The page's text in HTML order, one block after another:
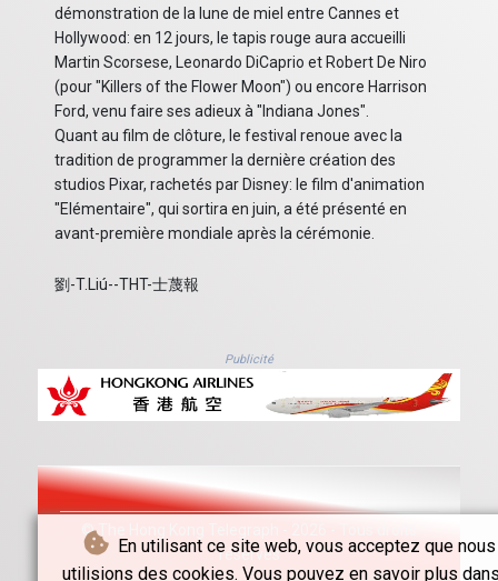
En utilisant ce site web, vous acceptez que nous
utilisions des cookies. Vous pouvez en savoir plus
démonstration de la lune de miel entre Cannes et
Hollywood: en 12 jours, le tapis rouge aura accueilli
Martin Scorsese, Leonardo DiCaprio et Robert De Niro
(pour "Killers of the Flower Moon") ou encore Harrison
Ford, venu faire ses adieux à "Indiana Jones".
Quant au film de clôture, le festival renoue avec la
tradition de programmer la dernière création des
studios Pixar, rachetés par Disney: le film d'animation
"Elémentaire", qui sortira en juin, a été présenté en
avant-première mondiale après la cérémonie.
劉-T.Liú--THT-士蔑報
Publicité
© The Hong Kong Telegraph - 2026 - Tous droits
réservés